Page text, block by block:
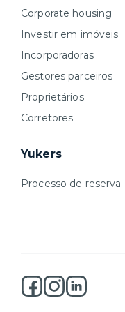
Corporate housing
Investir em imóveis
Incorporadoras
Gestores parceiros
Proprietários
Corretores
Yukers
Processo de reserva